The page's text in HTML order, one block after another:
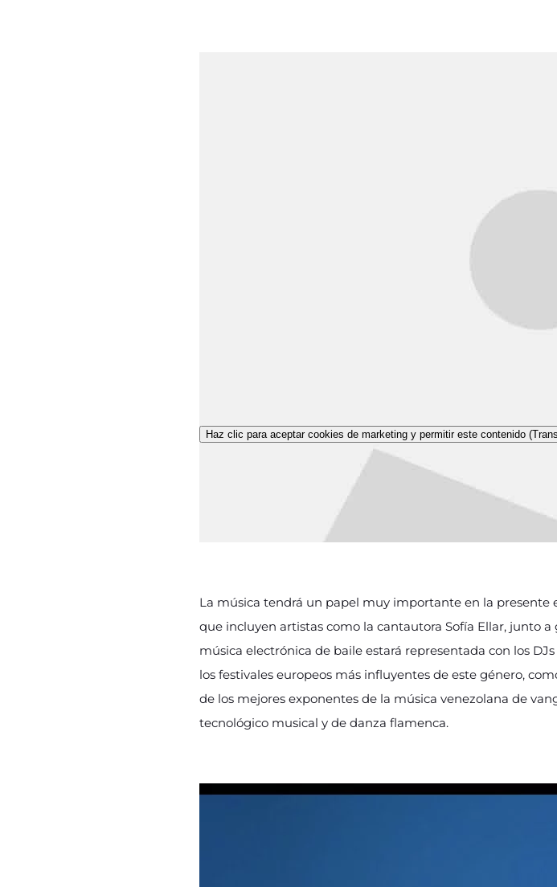
Haz clic para aceptar cookies de marketing y permitir este contenido
La música tendrá un papel muy importante en la presente
que incluyen artistas como la cantautora Sofía Ellar, junto
música electrónica de baile estará representada con los
los festivales europeos más influyentes de este género,
de los mejores exponentes de la música venezolana de
tecnológico musical y de danza flamenca.